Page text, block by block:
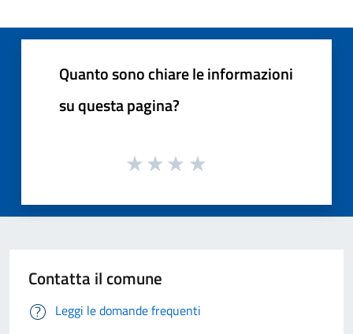
Quanto sono chiare le informazioni
su questa pagina?
Contatta il comune
Leggi le domande frequenti